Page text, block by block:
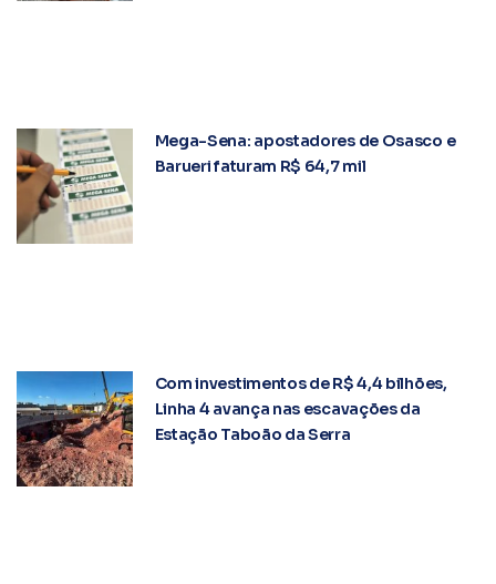
Mega-Sena: apostadores de Osasco e
Barueri faturam R$ 64,7 mil
Com investimentos de R$ 4,4 bilhões,
Linha 4 avança nas escavações da
Estação Taboão da Serra